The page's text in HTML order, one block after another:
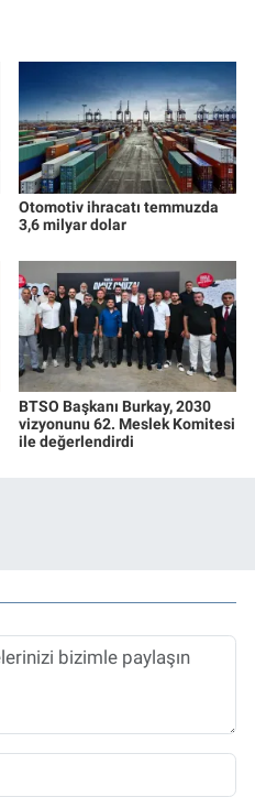
Otomotiv ihracatı temmuzda
3,6 milyar dolar
BTSO Başkanı Burkay, 2030
vizyonunu 62. Meslek Komitesi
ile değerlendirdi